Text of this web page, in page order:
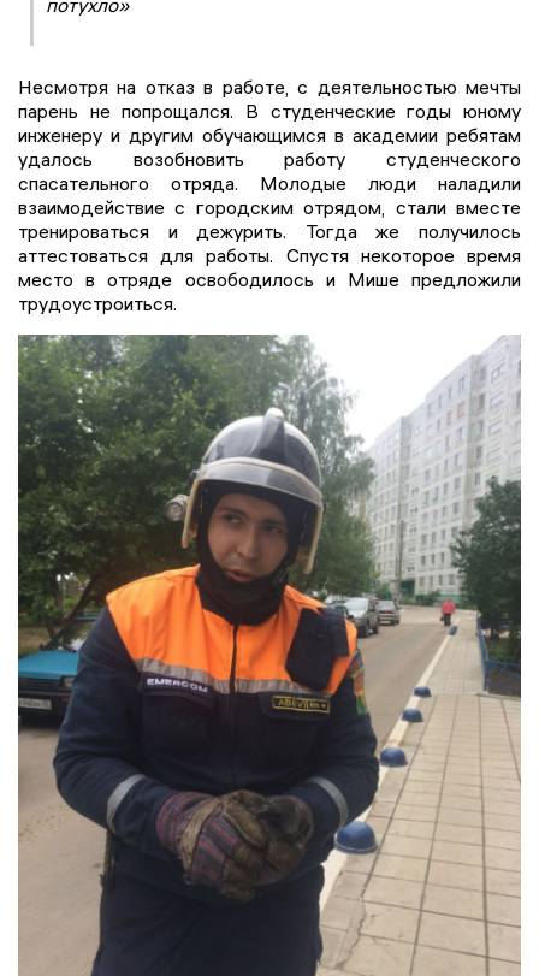
потухло»
Несмотря на отказ в работе, с деятельностью мечты
парень не попрощался. В студенческие годы юному
инженеру и другим обучающимся в академии ребятам
удалось возобновить работу студенческого
спасательного отряда. Молодые люди наладили
взаимодействие с городским отрядом, стали вместе
тренироваться и дежурить. Тогда же получилось
аттестоваться для работы. Спустя некоторое время
место в отряде освободилось и Мише предложили
трудоустроиться.